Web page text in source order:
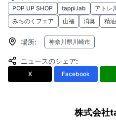
POP UP SHOP tappi.lab アトレ
みちのくフェア
山福 消臭 精油
場所: 神奈川県川崎市
ニュースのシェア:
X Facebook
株式会社